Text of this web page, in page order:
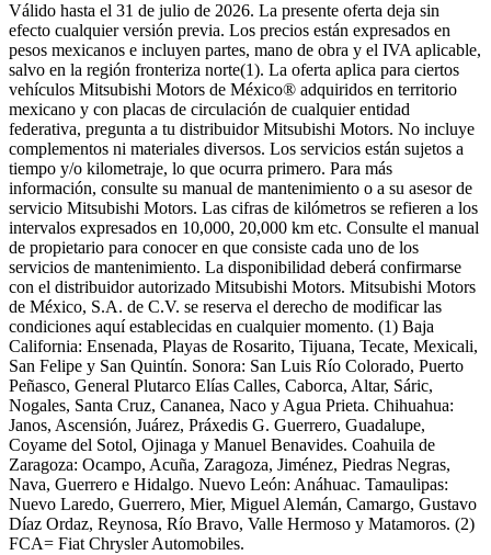
Válido hasta el 31 de julio de 2026. La presente oferta deja sin
efecto cualquier versión previa. Los precios están expresados en
pesos mexicanos e incluyen partes, mano de obra y el IVA aplicable,
salvo en la región fronteriza norte(1). La oferta aplica para ciertos
vehículos Mitsubishi Motors de México® adquiridos en territorio
mexicano y con placas de circulación de cualquier entidad
federativa, pregunta a tu distribuidor Mitsubishi Motors. No incluye
complementos ni materiales diversos. Los servicios están sujetos a
tiempo y/o kilometraje, lo que ocurra primero. Para más
información, consulte su manual de mantenimiento o a su asesor de
servicio Mitsubishi Motors. Las cifras de kilómetros se refieren a los
intervalos expresados en 10,000, 20,000 km etc. Consulte el manual
de propietario para conocer en que consiste cada uno de los
servicios de mantenimiento. La disponibilidad deberá confirmarse
con el distribuidor autorizado Mitsubishi Motors. Mitsubishi Motors
de México, S.A. de C.V. se reserva el derecho de modificar las
condiciones aquí establecidas en cualquier momento. (1) Baja
California: Ensenada, Playas de Rosarito, Tijuana, Tecate, Mexicali,
San Felipe y San Quintín. Sonora: San Luis Río Colorado, Puerto
Peñasco, General Plutarco Elías Calles, Caborca, Altar, Sáric,
Nogales, Santa Cruz, Cananea, Naco y Agua Prieta. Chihuahua:
Janos, Ascensión, Juárez, Práxedis G. Guerrero, Guadalupe,
Coyame del Sotol, Ojinaga y Manuel Benavides. Coahuila de
Zaragoza: Ocampo, Acuña, Zaragoza, Jiménez, Piedras Negras,
Nava, Guerrero e Hidalgo. Nuevo León: Anáhuac. Tamaulipas:
Nuevo Laredo, Guerrero, Mier, Miguel Alemán, Camargo, Gustavo
Díaz Ordaz, Reynosa, Río Bravo, Valle Hermoso y Matamoros. (2)
FCA= Fiat Chrysler Automobiles.